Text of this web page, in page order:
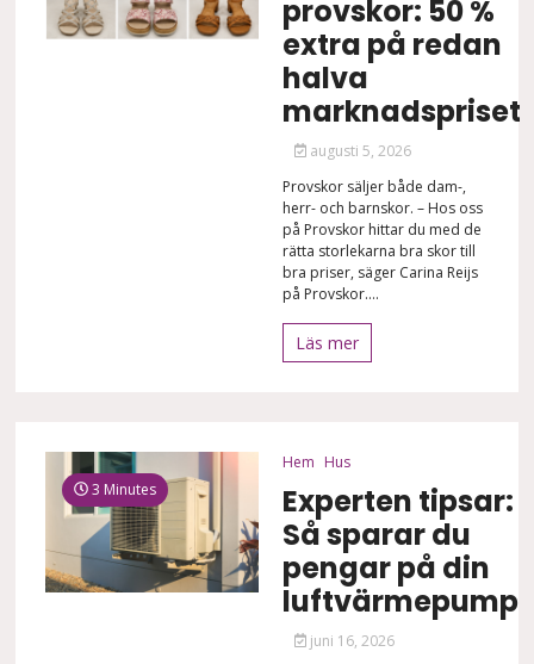
provskor: 50 %
extra på redan
halva
marknadspriset
augusti 5, 2026
Provskor säljer både dam-,
herr- och barnskor. – Hos oss
på Provskor hittar du med de
rätta storlekarna bra skor till
bra priser, säger Carina Reijs
på Provskor....
Läs mer
3 Minutes
Hem Hus
Experten tipsar:
Så sparar du
pengar på din
luftvärmepump
juni 16, 2026